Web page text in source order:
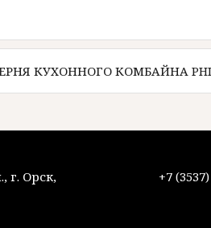
КУХОННОГО КОМБАЙНА
г. Орск,
+7